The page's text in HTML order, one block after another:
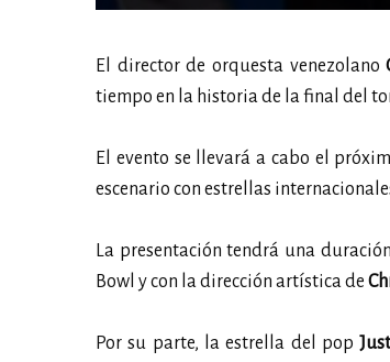
El director de orquesta venezolano
tiempo en la historia de la final del
El evento se llevará a cabo el
escenario con estrellas
La presentación tendrá una
Bowl y con la dirección artística de
Por su parte, la estrella del pop